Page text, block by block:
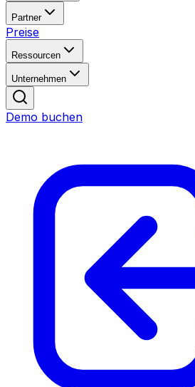
Partner
Preise
Ressourcen
Unternehmen
Demo buchen